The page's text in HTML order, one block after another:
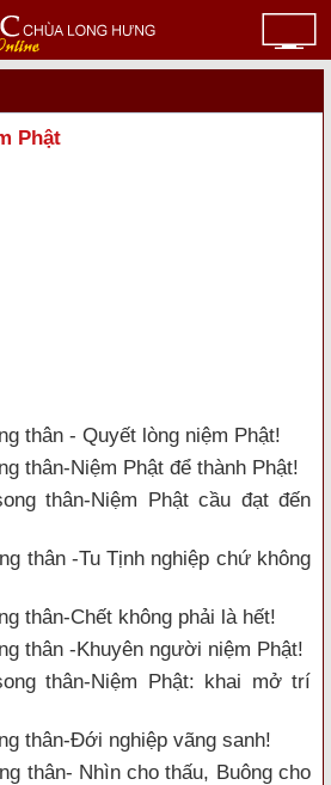
Phật
thân - Quyết lòng niệm Phật!
thân-Niệm Phật để thành Phật!
thân-Niệm Phật cầu đạt đến
thân -Tu Tịnh nghiệp chứ không
thân-Chết không phải là hết!
thân -Khuyên người niệm Phật!
thân-Niệm Phật: khai mở trí
thân-Đới nghiệp vãng sanh!
thân- Nhìn cho thấu, Buông cho